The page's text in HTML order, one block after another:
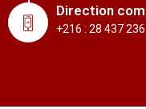
Direction
+216 : 28 437 236